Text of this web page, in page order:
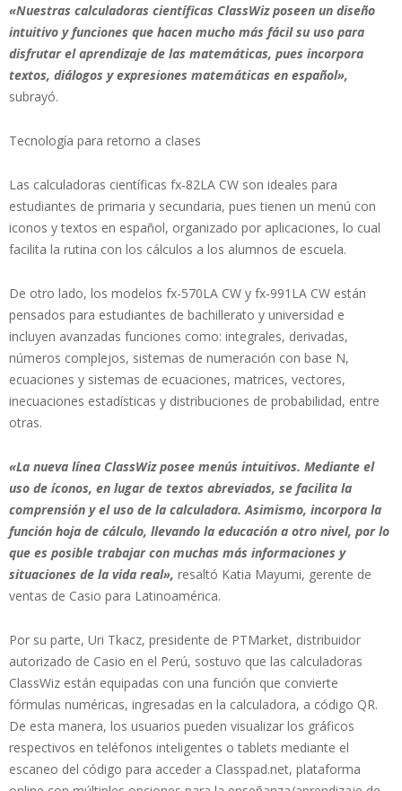
«Nuestras calculadoras científicas ClassWiz poseen un diseño
intuitivo y funciones que hacen mucho más fácil su uso para
disfrutar el aprendizaje de las matemáticas, pues incorpora
textos, diálogos y expresiones matemáticas en español»,
subrayó.
Tecnología para retorno a clases
Las calculadoras científicas fx-82LA CW son ideales para
estudiantes de primaria y secundaria, pues tienen un menú con
iconos y textos en español, organizado por aplicaciones, lo cual
facilita la rutina con los cálculos a los alumnos de escuela.
De otro lado, los modelos fx-570LA CW y fx-991LA CW están
pensados para estudiantes de bachillerato y universidad e
incluyen avanzadas funciones como: integrales, derivadas,
números complejos, sistemas de numeración con base N,
ecuaciones y sistemas de ecuaciones, matrices, vectores,
inecuaciones estadísticas y distribuciones de probabilidad, entre
otras.
«La nueva línea ClassWiz posee menús intuitivos. Mediante el
uso de íconos, en lugar de textos abreviados, se facilita la
comprensión y el uso de la calculadora. Asimismo, incorpora la
función hoja de cálculo, llevando la educación a otro nivel, por lo
que es posible trabajar con muchas más informaciones y
situaciones de la vida real», resaltó Katia Mayumi, gerente de
ventas de Casio para Latinoamérica.
Por su parte, Uri Tkacz, presidente de PTMarket, distribuidor
autorizado de Casio en el Perú, sostuvo que las calculadoras
ClassWiz están equipadas con una función que convierte
fórmulas numéricas, ingresadas en la calculadora, a código QR.
De esta manera, los usuarios pueden visualizar los gráficos
respectivos en teléfonos inteligentes o tablets mediante el
escaneo del código para acceder a Classpad.net, plataforma